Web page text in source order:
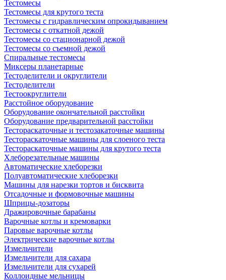
Тестомесы
Тестомесы для крутого теста
Тестомесы с гидравлическим опрокидыванием
Тестомесы с откатной дежой
Тестомесы со стационарной дежой
Тестомесы со съемной дежой
Спиральные тестомесы
Миксеры планетарные
Тестоделители и округлители
Тестоделители
Тестоокруглители
Расстойное оборудование
Оборудование окончательной расстойки
Оборудование предварительной расстойки
Тестораскаточные и тестозакаточные машины
Тестораскаточные машины для слоеного теста
Тестораскаточные машины для крутого теста
Хлеборезательные машины
Автоматические хлеборезки
Полуавтоматические хлеборезки
Машины для нарезки тортов и бисквита
Отсадочные и формовочные машины
Шприцы-дозаторы
Дражировочные барабаны
Варочные котлы и кремоварки
Паровые варочные котлы
Электрические варочные котлы
Измельчители
Измельчители для сахара
Измельчители для сухарей
Коллоидные мельницы